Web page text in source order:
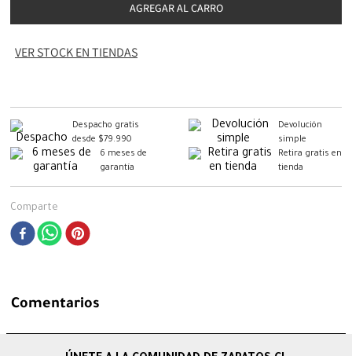
AGREGAR AL CARRO
VER STOCK EN TIENDAS
Despacho gratis
desde $79.990
Devolución
simple
6 meses de
garantía
Retira gratis en
tienda
Comparte
Comentarios